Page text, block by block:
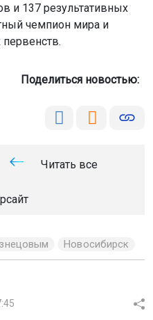
и 137 результативных
чемпион мира и
Поделиться новостью:
Читать все
Новосибирск